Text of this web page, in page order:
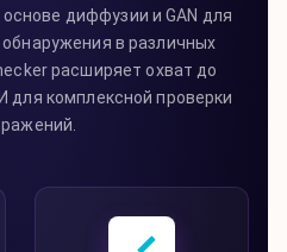
диффузии и GAN для
в различных
расширяет охват до
комплексной проверки